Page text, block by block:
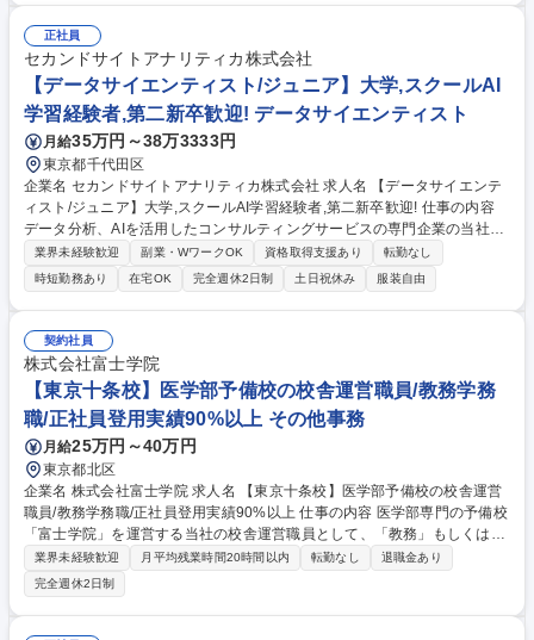
化・歩留まり改善 ■熱分布や反応状態の確認、異常時の原因分析 ■粉体搬
送（ハンドリング）条件の調整 ★装置メーカーへの要件定義から関与。ゆ
くゆくは材料の深い理解に基づき、生産技術の視点から新素材の応用設計
も担う中心人物を目指せます。 募集職種 岐阜/土岐市【生産技術】世界初
の新カーボン素材「GMS」の量産化に挑む
正社員
セカンドサイトアナリティカ株式会社
【データサイエンティスト/ジュニア】大学,スクールAI
学習経験者,第二新卒歓迎! データサイエンティスト
月給35万円～38万3333円
東京都千代田区
企業名 セカンドサイトアナリティカ株式会社 求人名 【データサイエンテ
ィスト/ジュニア】大学,スクールAI学習経験者,第二新卒歓迎! 仕事の内容
データ分析、AIを活用したコンサルティングサービスの専門企業の当社に
て、幅広い業界の課題(リスク管理/収益モデル構築)に対して、AI等の最新
技術を用いたコンサルティング業務をお任せいたします。(OJT教育有)
【詳細】モデリングの方法/特徴/使用アルゴリズムを理解し、クレンジン
グ・チューニングの知識を活かし、目的に応じた統計解析を実施し、最新
アナリティクスのビジネス転用で顧客の事業推進を支援いただきます。 実
務未経験者は、チームのサポート受けながら学ばれたPythonやSQL等を知
識を活かせる形でOJTによる育成を行います。また、入社時の学習レベル
に応じてトレーニング期間を設けます。 募集職種 【データサイエンティ
スト/ジュニア】大学,スクールAI学習経験者,第二新卒歓迎!
業界未経験歓迎 副業・WワークOK 資格取得支援あり
転勤なし
時短勤務あり
在宅OK 完全週休2日制 土日祝休み 服装自由
契約社員
株式会社富士学院
【東京十条校】医学部予備校の校舎運営職員/教務学務
職/正社員登用実績90%以上 その他事務
月給25万円～40万円
東京都北区
企業名 株式会社富士学院 求人名 【東京十条校】医学部予備校の校舎運営
職員/教務学務職/正社員登用実績90%以上 仕事の内容 医学部専門の予備校
「富士学院」を運営する当社の校舎運営職員として、「教務」もしくは
「学務」の業務をご担当いただきます。講師業務はございません。 業務の
変更の範囲：当社業務全般 【教務(校舎運営)】■学習管理(生徒面談、学習
進度の管理、時間割作成ほか)■講師マネジメント(指導依頼、指導料や授業
報告の管理ほか)■保護者連携(進捗報告、三者面談の運営ほか)■施設管理、
業界未経験歓迎 月平均残業時間20時間以内 転勤なし
退職金あり
完全週休2日制